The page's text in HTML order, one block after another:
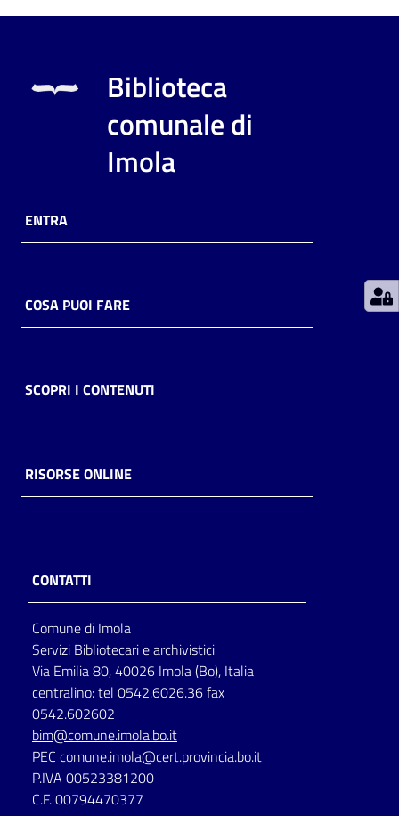
Decentrate
per
su
on line
bibliotecario
Avvisi
Orari
Biblioteca
comunale di
Imola
ENTRA
COSA PUOI FARE
SCOPRI I CONTENUTI
RISORSE ONLINE
CONTATTI
Comune di Imola
Servizi Bibliotecari e archivistici
Via Emilia 80, 40026 Imola (Bo), Italia
centralino: tel 0542.6026.36 fax
0542.602602
bim@comune.imola.bo.it
PEC comune.imola@cert.provincia.bo.it
P.IVA 00523381200
C.F. 00794470377